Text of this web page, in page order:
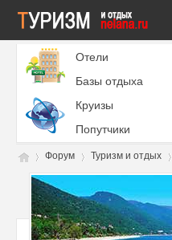
Отели
Базы отдыха
Круизы
Попутчики
»
Форум
›
Туризм и отдых
›